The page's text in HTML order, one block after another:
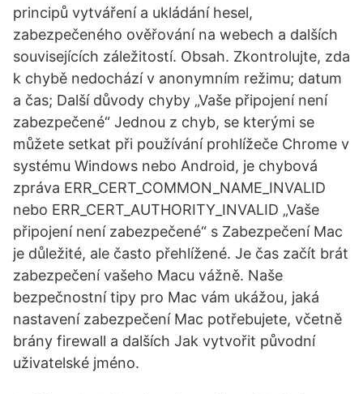
principů vytváření a ukládání hesel,
zabezpečeného ověřování na webech a dalších
souvisejících záležitostí. Obsah. Zkontrolujte, zda
k chybě nedochází v anonymním režimu; datum
a čas; Další důvody chyby „Vaše připojení není
zabezpečené“ Jednou z chyb, se kterými se
můžete setkat při používání prohlížeče Chrome v
systému Windows nebo Android, je chybová
zpráva ERR_CERT_COMMON_NAME_INVALID
nebo ERR_CERT_AUTHORITY_INVALID „Vaše
připojení není zabezpečené“ s Zabezpečení Mac
je důležité, ale často přehlížené. Je čas začít brát
zabezpečení vašeho Macu vážně. Naše
bezpečnostní tipy pro Mac vám ukážou, jaká
nastavení zabezpečení Mac potřebujete, včetně
brány firewall a dalších Jak vytvořit původní
uživatelské jméno.